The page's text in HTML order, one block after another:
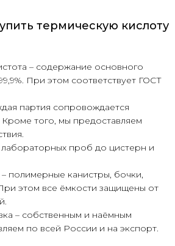
термическую кислоту
– содержание основного
При этом соответствует ГОСТ
партия сопровождается
Кроме того, мы предоставляем
лабораторных проб до цистерн и
– полимерные канистры, бочки,
этом все ёмкости защищены от
– собственным и наёмным
по всей России и на экспорт.